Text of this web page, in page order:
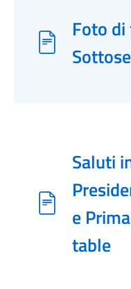
Foto
Saluti
e
table